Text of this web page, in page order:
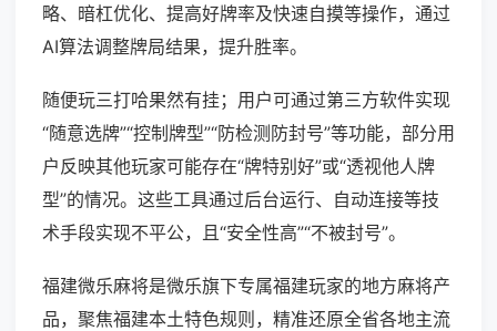
略、暗杠优化、提高好牌率及快速自摸等操作，通过
AI算法调整牌局结果，提升胜率。
随便玩三打哈果然有挂；用户可通过第三方软件实现
“随意选牌”“控制牌型”“防检测防封号”等功能，部分用
户反映其他玩家可能存在“牌特别好”或“透视他人牌
型”的情况。这些工具通过后台运行、自动连接等技
术手段实现不平公，且“安全性高”“不被封号”。
福建微乐麻将是微乐旗下专属福建玩家的地方麻将产
品，聚焦福建本土特色规则，精准还原全省各地主流